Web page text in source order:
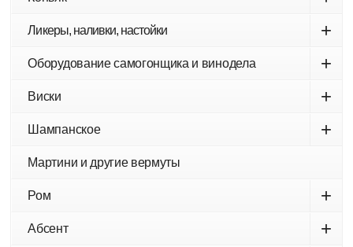
Ликеры, наливки, настойки +
Оборудование самогонщика и винодела +
Виски +
Шампанское +
Мартини и другие вермуты
Ром +
Абсент +